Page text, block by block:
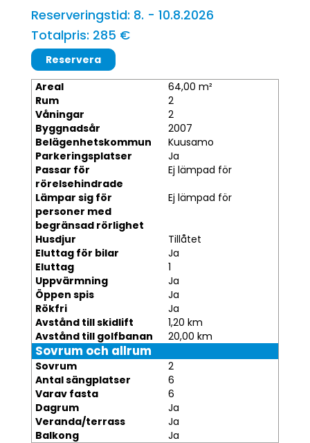
Reserveringstid: 8. - 10.8.2026
Totalpris: 285 €
Areal
64,00 m²
Rum
2
Våningar
2
Byggnadsår
2007
Belägenhetskommun
Kuusamo
Parkeringsplatser
Ja
Passar för
rörelsehindrade
Ej lämpad för
Lämpar sig för
personer med
begränsad rörlighet
Ej lämpad för
Husdjur
Tillåtet
Eluttag för bilar
Ja
Eluttag
1
Uppvärmning
Ja
Öppen spis
Ja
Rökfri
Ja
Avstånd till skidlift
1,20 km
Avstånd till golfbanan
20,00 km
Sovrum och allrum
Sovrum
2
Antal sängplatser
6
Varav fasta
6
Dagrum
Ja
Veranda/terrass
Ja
Balkong
Ja